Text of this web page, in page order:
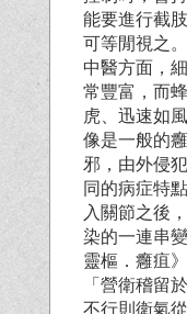
能要進行截
可等閒視之。
中醫方面，
常豐富，而
虎、迅速如
像是一般的
邪，由外侵
同的病症特
入關節之後
染的一連串
靈樞．癰疽
「營衛稽留
不行則衛氣